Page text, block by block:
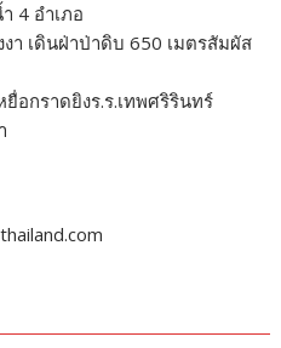
4 อำเภอ
า เดินฝ่าป่าดิบ 650 เมตรสัมผัส
อกราดยิงร.ร.เทพศริรินทร์